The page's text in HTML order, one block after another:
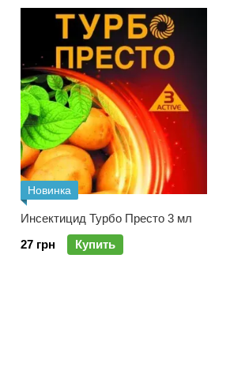
Новинка
Инсектицид Турбо Престо 3 мл
27 грн
Купить